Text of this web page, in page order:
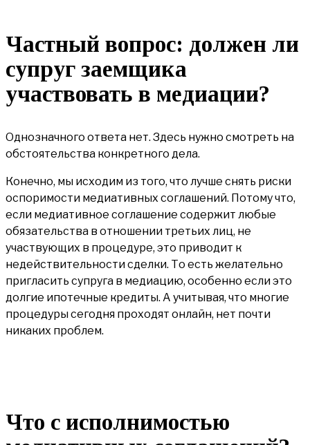
Частный вопрос: должен ли
супруг заемщика
участвовать в медиации?
Однозначного ответа нет. Здесь нужно смотреть на
обстоятельства конкретного дела.
Конечно, мы исходим из того, что лучше снять риски
оспоримости медиативных соглашений. Потому что,
если медиативное соглашение содержит любые
обязательства в отношении третьих лиц, не
участвующих в процедуре, это приводит к
недействительности сделки. То есть желательно
пригласить супруга в медиацию, особенно если это
долгие ипотечные кредиты. А учитывая, что многие
процедуры сегодня проходят онлайн, нет почти
никаких проблем.
Что с исполнимостью